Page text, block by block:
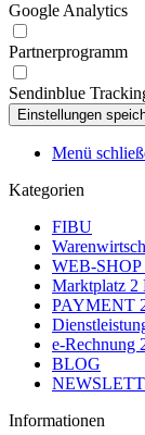
Google Analytics
Partnerprogramm
Sendinblue
Menü
Kategorien
FIBU
WEB-
Marktplatz
PAYMENT
e-Rechnung
BLOG
Informationen